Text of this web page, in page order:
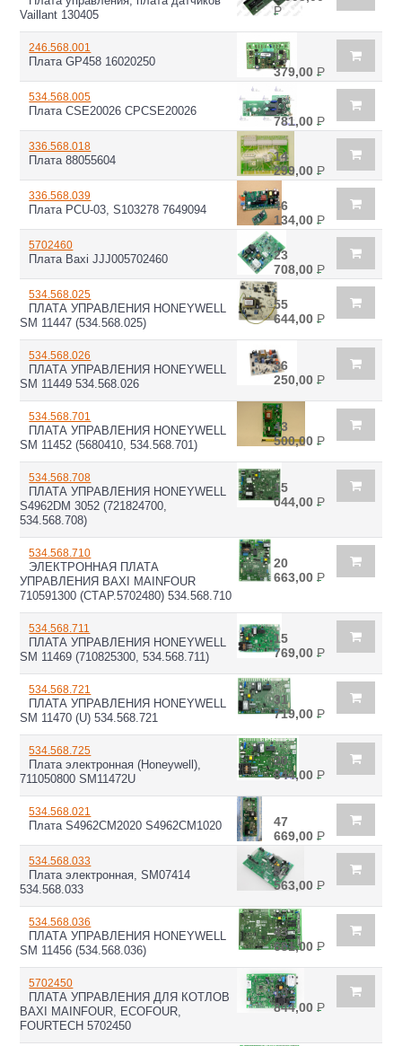
Vaillant 130405
Р
246.568.001
Плата GP458 16020250
14
379,00 Р
534.568.005
Плата CSE20026 CPCSE20026
11
781,00 Р
336.568.018
Плата 88055604
14
299,00 Р
336.568.039
Плата PCU-03, S103278 7649094
46
134,00 Р
5702460
Плата Baxi JJJ005702460
23
708,00 Р
534.568.025
ПЛАТА УПРАВЛЕНИЯ HONEYWELL
SM 11447 (534.568.025)
55
644,00 Р
534.568.026
ПЛАТА УПРАВЛЕНИЯ HONEYWELL
SM 11449 534.568.026
36
250,00 Р
534.568.701
ПЛАТА УПРАВЛЕНИЯ HONEYWELL
SM 11452 (5680410, 534.568.701)
43
500,00 Р
534.568.708
ПЛАТА УПРАВЛЕНИЯ HONEYWELL
S4962DM 3052 (721824700,
534.568.708)
15
044,00 Р
534.568.710
ЭЛЕКТРОННАЯ ПЛАТА
УПРАВЛЕНИЯ BAXI MAINFOUR
710591300 (СТАР.5702480) 534.568.710
20
663,00 Р
534.568.711
ПЛАТА УПРАВЛЕНИЯ HONEYWELL
SM 11469 (710825300, 534.568.711)
15
769,00 Р
534.568.721
ПЛАТА УПРАВЛЕНИЯ HONEYWELL
SM 11470 (U) 534.568.721
31
719,00 Р
534.568.725
Плата электронная (Honeywell),
711050800 SM11472U
20
844,00 Р
534.568.021
Плата S4962CM2020 S4962CM1020
47
669,00 Р
534.568.033
Плата электронная, SM07414
534.568.033
52
563,00 Р
534.568.036
ПЛАТА УПРАВЛЕНИЯ HONEYWELL
SM 11456 (534.568.036)
43
681,00 Р
5702450
ПЛАТА УПРАВЛЕНИЯ ДЛЯ КОТЛОВ
BAXI MAINFOUR, ECOFOUR,
FOURTECH 5702450
19
844,00 Р